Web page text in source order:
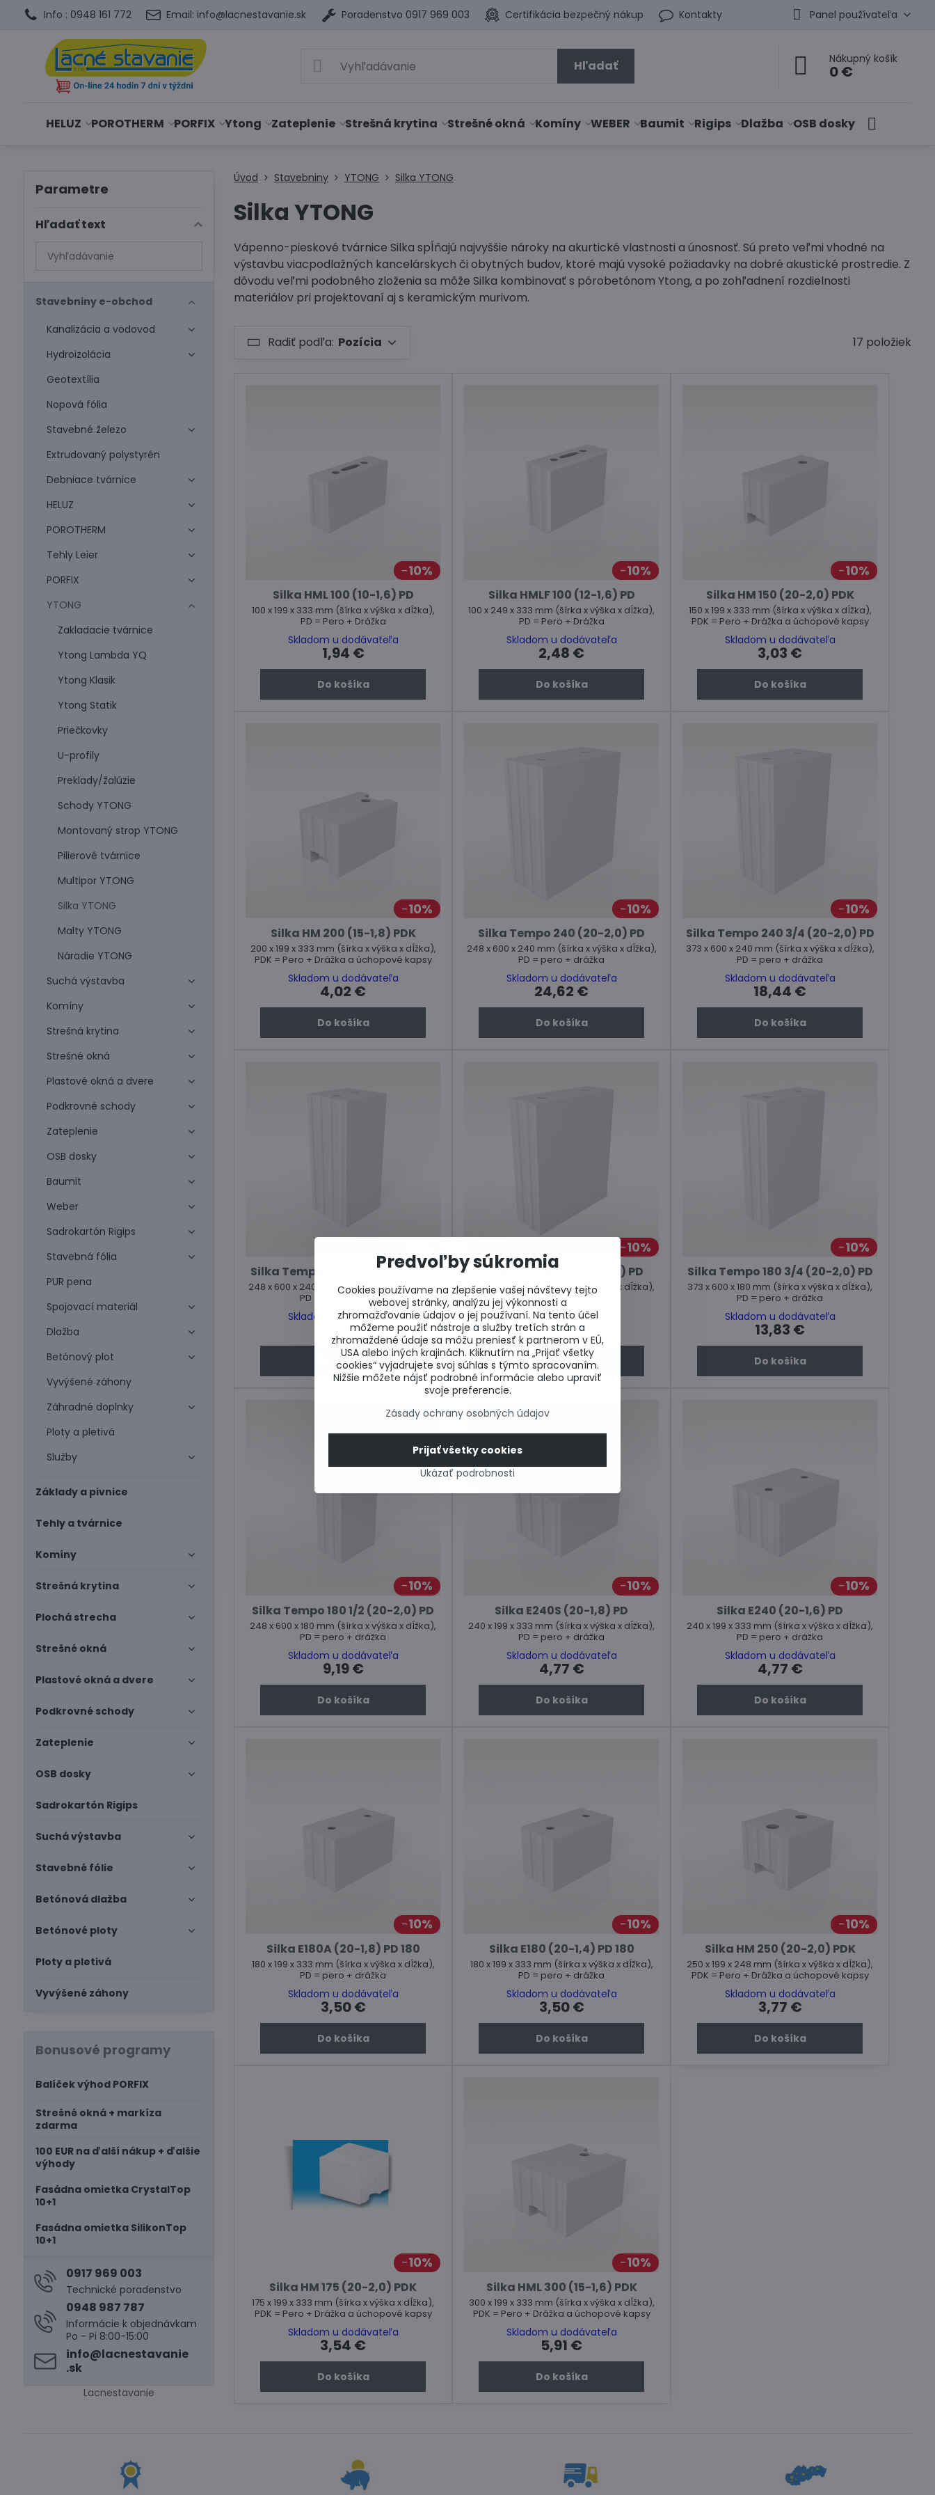
Info : 0948 161 772 Email: info@lacnestavanie.sk Poradenstvo 0917 969 003 Certifikácia bezpečný nákup Kontakty Panel používateľa
Hľadať Nákupný košík
0 €
HELUZ POROTHERM PORFIX Ytong Zateplenie Strešná krytina Strešné okná Komíny WEBER Baumit Rigips Dlažba OSB dosky
Úvod Stavebniny YTONG Silka YTONG
Silka YTONG
Vápenno-pieskové tvárnice Silka spĺňajú najvyššie nároky na akurtické vlastnosti a únosnosť. Sú preto veľmi vhodné na
výstavbu viacpodlažných kancelárskych či obytných budov, ktoré majú vysoké požiadavky na dobré akustické prostredie. Z
dôvodu veľmi podobného zloženia sa môže Silka kombinovať s pórobetónom Ytong, a po zohľadnení rozdielnosti
materiálov pri projektovaní aj s keramickým murivom.
Radiť podľa: Pozícia 17 položiek
10%
Silka HML 100 (10-1,6) PD
100 x 199 x 333 mm (šírka x výška x dĺžka),
PD = Pero + Drážka
Skladom u dodávateľa
1,94 €
Do košíka
10%
Silka HMLF 100 (12-1,6) PD
100 x 249 x 333 mm (šírka x výška x dĺžka),
PD = Pero + Drážka
Skladom u dodávateľa
2,48 €
Do košíka
10%
Silka HM 150 (20-2,0) PDK
150 x 199 x 333 mm (šírka x výška x dĺžka),
PDK = Pero + Drážka a úchopové kapsy
Skladom u dodávateľa
3,03 €
Do košíka
10%
Silka HM 200 (15-1,8) PDK
200 x 199 x 333 mm (šírka x výška x dĺžka),
PDK = Pero + Drážka a úchopové kapsy
Skladom u dodávateľa
4,02 €
Do košíka
10%
Silka Tempo 240 (20-2,0) PD
248 x 600 x 240 mm (šírka x výška x dĺžka),
PD = pero + drážka
Skladom u dodávateľa
24,62 €
Do košíka
10%
Silka Tempo 240 3/4 (20-2,0) PD
373 x 600 x 240 mm (šírka x výška x dĺžka),
PD = pero + drážka
Skladom u dodávateľa
18,44 €
Do košíka
Silka Tempo 240 1/2 (20-2,0) PD
248 x 600 x 240 mm (šírka x výška x dĺžka),
PD = pero + drážka
Skladom u dodávateľa
12,25 €
Do košíka
10%
Silka Tempo 180 (20-2,0) PD
498 x 600 x 180 mm (šírka x výška x dĺžka),
PD = pero + drážka
Skladom u dodávateľa
18,48 €
Do košíka
10%
Silka Tempo 180 3/4 (20-2,0) PD
373 x 600 x 180 mm (šírka x výška x dĺžka),
PD = pero + drážka
Skladom u dodávateľa
13,83 €
Do košíka
10%
Silka Tempo 180 1/2 (20-2,0) PD
248 x 600 x 180 mm (šírka x výška x dĺžka),
PD = pero + drážka
Skladom u dodávateľa
9,19 €
Do košíka
10%
Silka E240S (20-1,8) PD
240 x 199 x 333 mm (šírka x výška x dĺžka),
PD = pero + drážka
Skladom u dodávateľa
4,77 €
Do košíka
10%
Silka E240 (20-1,6) PD
240 x 199 x 333 mm (šírka x výška x dĺžka),
PD = pero + drážka
Skladom u dodávateľa
4,77 €
Do košíka
10%
Silka E180A (20-1,8) PD 180
180 x 199 x 333 mm (šírka x výška x dĺžka),
PD = pero + drážka
Skladom u dodávateľa
3,50 €
Do košíka
10%
Silka E180 (20-1,4) PD 180
180 x 199 x 333 mm (šírka x výška x dĺžka),
PD = pero + drážka
Skladom u dodávateľa
3,50 €
Do košíka
10%
Silka HM 250 (20-2,0) PDK
250 x 199 x 248 mm (šírka x výška x dĺžka),
PDK = Pero + Drážka a úchopové kapsy
Skladom u dodávateľa
3,77 €
Do košíka
10%
Silka HM 175 (20-2,0) PDK
175 x 199 x 333 mm (šírka x výška x dĺžka),
PDK = Pero + Drážka a úchopové kapsy
Skladom u dodávateľa
3,54 €
Do košíka
10%
Silka HML 300 (15-1,6) PDK
300 x 199 x 333 mm (šírka x výška x dĺžka),
PDK = Pero + Drážka a úchopové kapsy
Skladom u dodávateľa
5,91 €
Do košíka
Parametre
Hľadať text
Prehľadať
výsledky
fulltextom
0917 969 003
Technické poradenstvo
0948 987 787
Informácie k objednávkam
Po - Pi 8:00-15:00
info​@lacnestavanie​
.sk
Stavebniny e-obchod
Kanalizácia a vodovod
Hydroizolácia
Geotextília
Nopová fólia
Stavebné železo
Extrudovaný polystyrén
Debniace tvárnice
HELUZ
POROTHERM
Tehly Leier
PORFIX
YTONG
Zakladacie tvárnice
Ytong Lambda YQ
Ytong Klasik
Ytong Statik
Priečkovky
U-profily
Preklady/žalúzie
Schody YTONG
Montovaný strop YTONG
Pilierové tvárnice
Multipor YTONG
Silka YTONG
Malty YTONG
Náradie YTONG
Suchá výstavba
Komíny
Strešná krytina
Strešné okná
Plastové okná a dvere
Podkrovné schody
Zateplenie
OSB dosky
Baumit
Weber
Sadrokartón Rigips
Stavebná fólia
PUR pena
Spojovací materiál
Dlažba
Betónový plot
Vyvýšené záhony
Záhradné doplnky
Ploty a pletivá
Služby
Základy a pivnice
Tehly a tvárnice
Komíny
Strešná krytina
Plochá strecha
Strešné okná
Plastové okná a dvere
Podkrovné schody
Zateplenie
OSB dosky
Sadrokartón Rigips
Suchá výstavba
Stavebné fólie
Betónová dlažba
Betónové ploty
Ploty a pletivá
Vyvýšené záhony
Bonusové programy
Balíček výhod PORFIX
Strešné okná + markíza
zdarma
100 EUR na ďalší nákup + ďalšie
výhody
Fasádna omietka CrystalTop
10+1
Fasádna omietka SilikonTop
10+1
Lacnestavanie
Predvoľby súkromia
Cookies používame na zlepšenie vašej návštevy tejto
webovej stránky, analýzu jej výkonnosti a
zhromažďovanie údajov o jej používaní. Na tento účel
môžeme použiť nástroje a služby tretích strán a
zhromaždené údaje sa môžu preniesť k partnerom v EÚ,
USA alebo iných krajinách. Kliknutím na „Prijať všetky
cookies“ vyjadrujete svoj súhlas s týmto spracovaním.
Nižšie môžete nájsť podrobné informácie alebo upraviť
svoje preferencie.
Zásady ochrany osobných údajov
Ukázať podrobnosti
Prijať všetky cookies